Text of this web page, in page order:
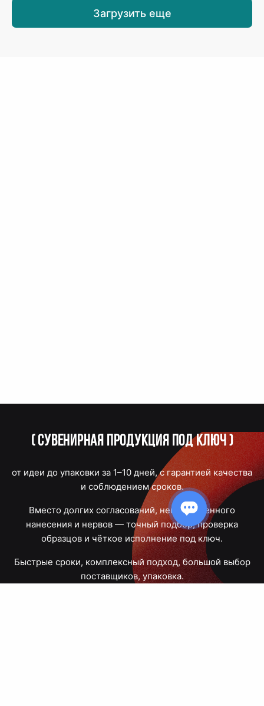
Загрузить еще
(Сувенирная продукция под ключ)
от идеи до упаковки за 1–10 дней, с гарантией качества
и соблюдением сроков.
Вместо долгих согласований, некачественного
нанесения и нервов — точный подбор, проверка
образцов и чёткое исполнение под ключ.
Быстрые сроки, комплексный подход, большой выбор
поставщиков, упаковка.